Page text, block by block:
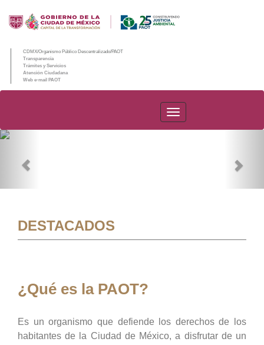
CDMX/Organismo Público Descentralizado/PAOT
Transparencia
Trámites y Servicios
Atención Ciudadana
Web e-mail PAOT
PAOT
DESTACADOS
¿Qué es la PAOT?
Es un organismo que defiende los derechos de los
habitantes de la Ciudad de México, a disfrutar de un